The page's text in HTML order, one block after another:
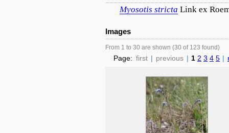
Myosotis stricta Link ex
Images
From 1 to 30 are shown (30 of 123 found)
Page: first | previous | 1 2 3 4 5 |